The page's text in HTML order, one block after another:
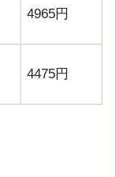
4965円
4475円